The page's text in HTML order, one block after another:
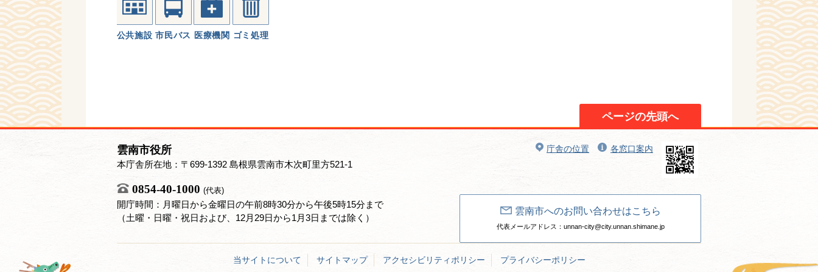
公共施設 市民バス 医療機関 ゴミ処理
ページの先頭へ
庁舎の位置 各窓口案内
雲南市へのお問い合わせはこちら
代表メールアドレス：unnan-city@city.unnan.shimane.jp
雲南市役所
本庁舎所在地：〒699-1392 島根県雲南市木次町里方521-1
0854-40-1000 (代表)
開庁時間：月曜日から金曜日の午前8時30分から午後5時15分まで
（土曜・日曜・祝日および、12月29日から1月3日までは除く）
当サイトについて サイトマップ アクセシビリティポリシー プライバシーポリシー